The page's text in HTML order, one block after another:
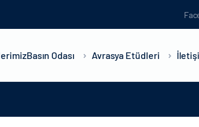
Basın Odası Avrasya Etüdleri